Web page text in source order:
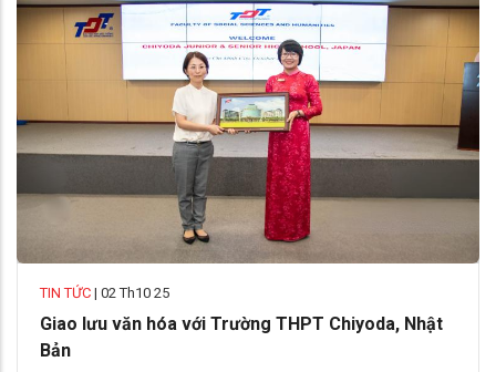
TIN TỨC | 02 Th10 25
Giao lưu văn hóa với Trường THPT Chiyoda, Nhật
Bản